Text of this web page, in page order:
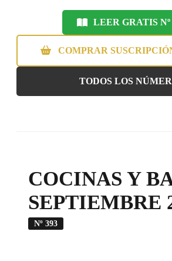
LEER GRATIS Nº
COMPRAR
TODOS LOS
COCINAS Y
SEPTIEMBRE
Nº 393